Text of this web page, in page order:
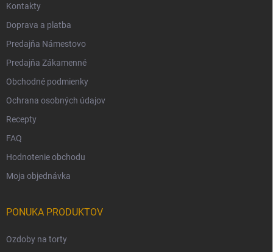
Kontakty
Doprava a platba
Predajňa Námestovo
Predajňa Zákamenné
Obchodné podmienky
Ochrana osobných údajov
Recepty
FAQ
Hodnotenie obchodu
Moja objednávka
PONUKA PRODUKTOV
Ozdoby na torty